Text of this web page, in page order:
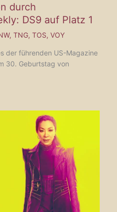
durch
DS9 auf Platz 1
, TNG, TOS, VOY
der führenden US-Magazine
30. Geburtstag von